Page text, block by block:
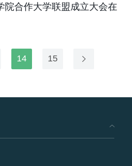
院合作大学联盟成立大会在
14 15